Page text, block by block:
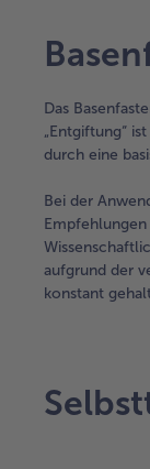
Das
„Entgiftung“
durch eine
Bei der
aufgrund der
konstant